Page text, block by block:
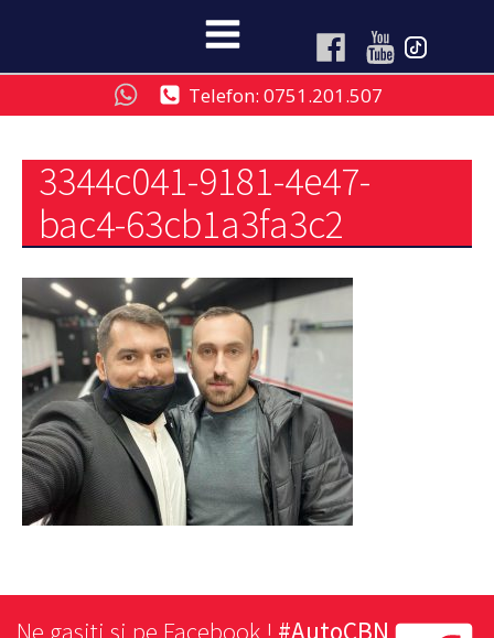
Telefon: 0751.201.507
3344c041-9181-4e47-
bac4-63cb1a3fa3c2
Ne gasiti si pe Facebook ! #AutoCBN